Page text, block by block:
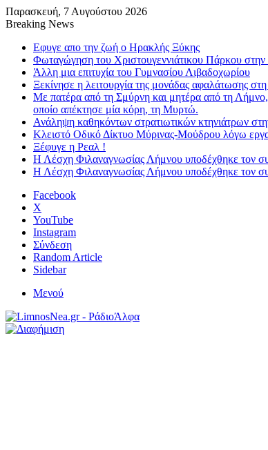
Παρασκευή, 7 Αυγούστου 2026
Breaking News
Εφυγε απο την ζωή o Ηρακλής Ξύκης
Φωταγώγηση του Χριστουγεννιάτικου Πάρκου
Άλλη μια επιτυχία του Γυμνασίου Λιβαδοχωρίου
Ξεκίνησε η λειτουργία της μονάδας αφαλάτωσης
Με πατέρα από τη Σμύρνη και μητέρα από τη
οποίο απέκτησε μία κόρη, τη Μυρτώ.
Ανάληψη καθηκόντων στρατιωτικών κτηνιάτρων
Κλειστό Οδικό Δίκτυο Μύρινας-Μούδρου λόγω
Ξέφυγε η Ρεαλ !
Η Λέσχη Φιλαναγνωσίας Λήμνου υποδέχθηκε τον
Η Λέσχη Φιλαναγνωσίας Λήμνου υποδέχθηκε τον
Facebook
X
YouTube
Instagram
Σύνδεση
Random Article
Sidebar
Μενού